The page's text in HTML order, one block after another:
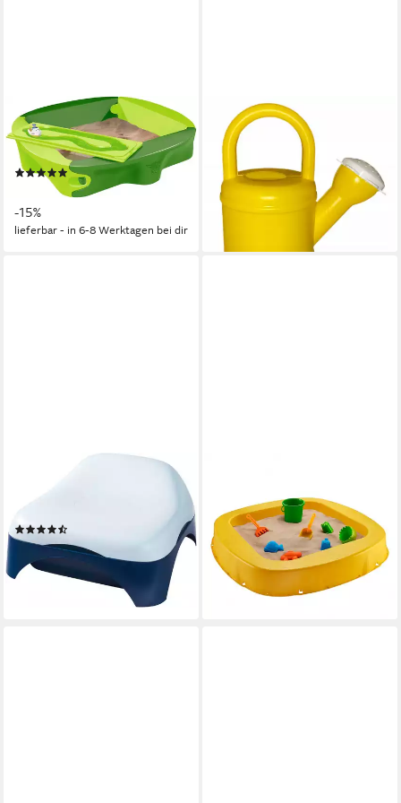
BIG
Sandkasten BIG, BxTxH:
138x138x27 cm
(14)
ab 135,28 € UVP159,00 €
-15%
lieferbar - in 6-8 Werktagen bei dir
FESTIVALARTIKEL
Sandkasten Plastik-Gießkanne
für Kinder - Spielzeug für
Garten, Sandkasten, (1-tlg)
7,90 €
lieferbar - in 6-7 Werktagen bei dir
Sandkasten BIG Relax
Sandkasten, Made in Germany
28,91 €
lieferbar - in 3-4 Werktagen bei dir
Sandkasten aus Kunststoff in
verschiedenen Farben
80,99 €
lieferbar - in 4-5 Werktagen bei dir
+7